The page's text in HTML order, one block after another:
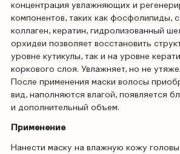
концентрация увлажняющих и
компонентов, таких как фосфолипиды,
коллаген, кератин, гидролизованный
орхидеи позволяет восстановить
уровне кутикулы, так и на уровне
коркового слоя. Увлажняет, но не
После применения маски волосы
вид, наполняются влагой, появляется
и дополнительный объем.
Применение
Нанести маску на влажную кожу